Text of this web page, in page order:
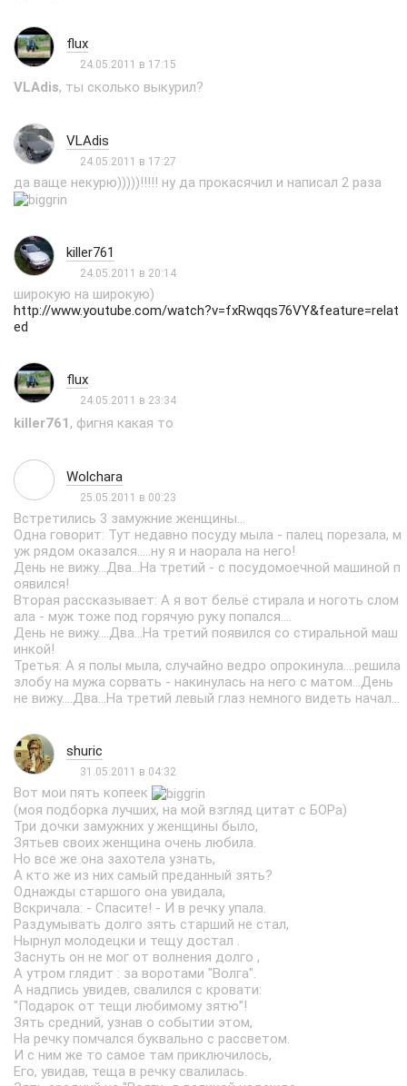
flux
24.05.2011 в 17:15
VLAdis, ты сколько выкурил?
VLAdis
24.05.2011 в 17:27
да ваще некурю)))))!!!!! ну да прокасячил и написал 2 раза
killer761
24.05.2011 в 20:14
широкую на широкую)
http://www.youtube.com/watch?v=fxRwqqs76VY&feature=relat
ed
flux
24.05.2011 в 23:34
killer761, фигня какая то
Wolchara
25.05.2011 в 00:23
Встретились 3 замужние женщины...
Одна говорит: Тут недавно посуду мыла - палец порезала, м
уж рядом оказался.....ну я и наорала на него!
День не вижу...Два...На третий - с посудомоечной машиной п
оявился!
Вторая рассказывает: А я вот бельё стирала и ноготь слом
ала - муж тоже под горячую руку попался....
День не вижу....Два...На третий появился со стиральной маш
инкой!
Третья: А я полы мыла, случайно ведро опрокинула....решила
злобу на мужа сорвать - накинулась на него с матом...День
не вижу....Два...На третий левый глаз немного видеть начал...
shuric
31.05.2011 в 04:32
Вот мои пять копеек
(моя подборка лучших, на мой взгляд цитат с БОРа)
Три дочки замужних у женщины было,
Зятьев своих женщина очень любила.
Но все же она захотела узнать,
А кто же из них самый преданный зять?
Однажды старшого она увидала,
Вскричала: - Спасите! - И в речку упала.
Раздумывать долго зять старший не стал,
Нырнул молодецки и тещу достал .
Заснуть он не мог от волнения долго ,
А утром глядит : за воротами "Волга".
А надпись увидев, свалился с кровати:
"Подарок от тещи любимому зятю"!
Зять средний, узнав о событии этом,
На речку помчался буквально с рассветом.
И с ним же то самое там приключилось,
Его, увидав, теща в речку свалилась.